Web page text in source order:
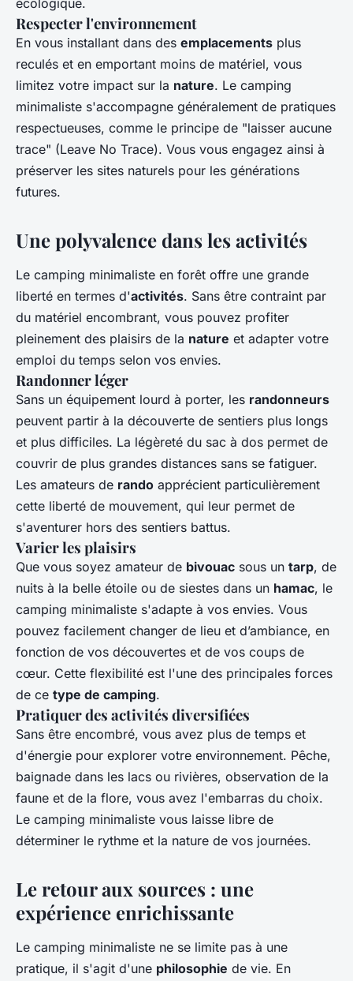
écologique.
Respecter l'environnement
En vous installant dans des emplacements plus
reculés et en emportant moins de matériel, vous
limitez votre impact sur la nature. Le camping
minimaliste s'accompagne généralement de pratiques
respectueuses, comme le principe de "laisser aucune
trace" (Leave No Trace). Vous vous engagez ainsi à
préserver les sites naturels pour les générations
futures.
Une polyvalence dans les activités
Le camping minimaliste en forêt offre une grande
liberté en termes d'activités. Sans être contraint par
du matériel encombrant, vous pouvez profiter
pleinement des plaisirs de la nature et adapter votre
emploi du temps selon vos envies.
Randonner léger
Sans un équipement lourd à porter, les randonneurs
peuvent partir à la découverte de sentiers plus longs
et plus difficiles. La légèreté du sac à dos permet de
couvrir de plus grandes distances sans se fatiguer.
Les amateurs de rando apprécient particulièrement
cette liberté de mouvement, qui leur permet de
s'aventurer hors des sentiers battus.
Varier les plaisirs
Que vous soyez amateur de bivouac sous un tarp, de
nuits à la belle étoile ou de siestes dans un hamac, le
camping minimaliste s'adapte à vos envies. Vous
pouvez facilement changer de lieu et d’ambiance, en
fonction de vos découvertes et de vos coups de
cœur. Cette flexibilité est l'une des principales forces
de ce type de camping.
Pratiquer des activités diversifiées
Sans être encombré, vous avez plus de temps et
d'énergie pour explorer votre environnement. Pêche,
baignade dans les lacs ou rivières, observation de la
faune et de la flore, vous avez l'embarras du choix.
Le camping minimaliste vous laisse libre de
déterminer le rythme et la nature de vos journées.
Le retour aux sources : une
expérience enrichissante
Le camping minimaliste ne se limite pas à une
pratique, il s'agit d'une philosophie de vie. En